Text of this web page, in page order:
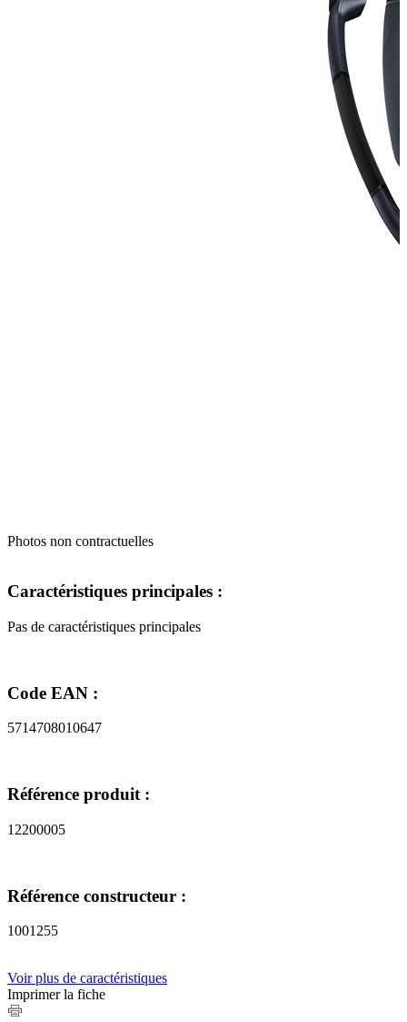
Photos non contractuelles
Caractéristiques principales :
Pas de caractéristiques principales
Code EAN :
5714708010647
Référence produit :
12200005
Référence constructeur :
1001255
Voir plus de caractéristiques
Imprimer la fiche